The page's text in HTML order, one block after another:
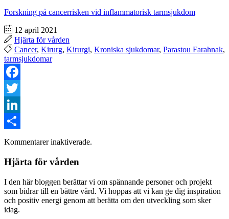
Forskning på cancerrisken vid inflammatorisk tarmsjukdom
12 april 2021
Hjärta för vården
Cancer, Kirurg, Kirurgi, Kroniska sjukdomar, Parastou Farahnak,
tarmsjukdomar
Facebook
Twitter
LinkedIn
Dela
Kommentarer inaktiverade.
Hjärta för vården
I den här bloggen berättar vi om spännande personer och projekt
som bidrar till en bättre vård. Vi hoppas att vi kan ge dig inspiration
och positiv energi genom att berätta om den utveckling som sker
idag.